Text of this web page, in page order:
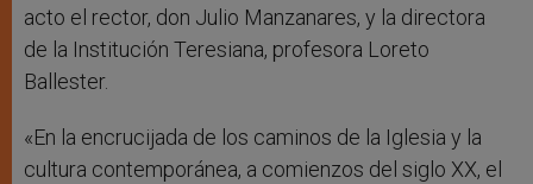
acto el rector, don Julio Manzanares, y la directora
de la Institución Teresiana, profesora Loreto
Ballester.
«En la encrucijada de los caminos de la Iglesia y la
cultura contemporánea, a comienzos del siglo XX, el